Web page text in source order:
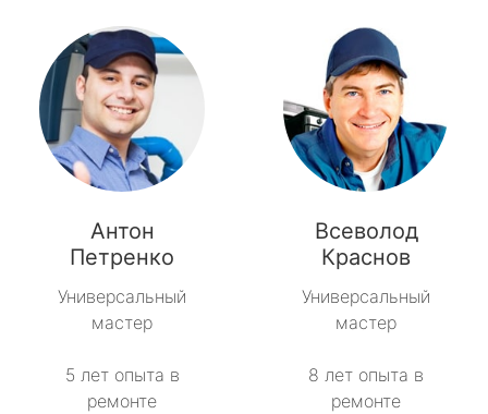
Антон
Петренко
Универсальный
мастер
5 лет опыта в
ремонте
Всеволод
Краснов
Универсальный
мастер
8 лет опыта в
ремонте